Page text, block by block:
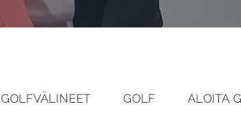
GOLFVÄLINEET GOLF ALOITA